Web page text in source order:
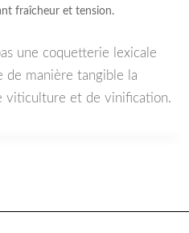
fraîcheur et tension.
une coquetterie lexicale
de manière tangible la
viticulture et de vinification.